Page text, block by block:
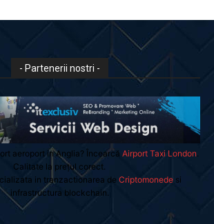
- Partenerii nostri -
aeroport in Anglia? Încearcă Airport Taxi London
Calitate la prețul corect.
in tranzactionarea de Criptomonedesi
infrastructura blockchain.